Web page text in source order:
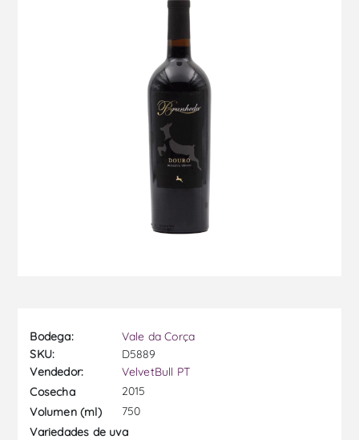
Bodega:
Vale da Corça
SKU:
D5889
Vendedor:
VelvetBull PT
Cosecha
2015
Volumen (ml)
750
Variedades de uva